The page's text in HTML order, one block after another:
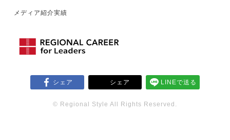
メディア紹介実績
シェア シェア LINEで送る
© Regional Style All Rights Reserved.